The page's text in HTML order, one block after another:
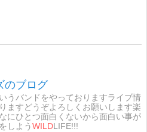
のブログ
うバンドをやっておりますライブ情
ますどうぞよろしくお願いします楽
にひとつ面白くないから面白い事が
しよう WILDLIFE!!!